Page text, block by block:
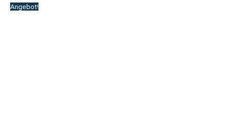
Angebot!Preis